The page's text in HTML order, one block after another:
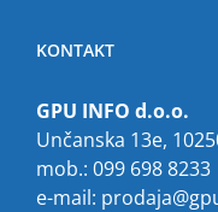
KONTAKT
GPU INFO d.o.o.
Unčanska 13e,
mob.: 099 698 8233
e-mail: